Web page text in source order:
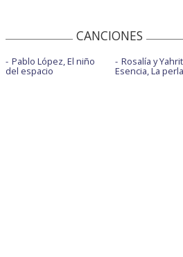
CANCIONES
Pablo López, El niño
del espacio
Rosalía y
Esencia, La perla